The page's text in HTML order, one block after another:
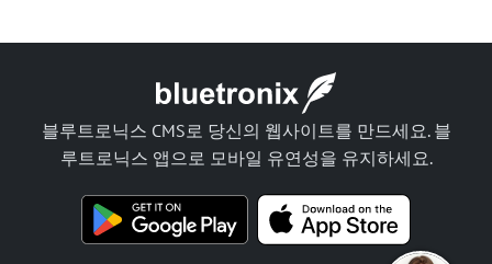
블루트로닉스 CMS로 당신의 웹사이트를 만드세요. 블
루트로닉스 앱으로 모바일 유연성을 유지하세요.